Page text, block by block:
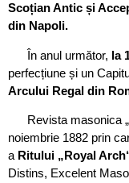
Scoțian Antic și
din Napoli.
În anul următor, la
perfecțiune și un
Arcului Regal din
Revista masonica
noiembrie 1882 prin
a Ritului „Royal
Distins, Excelent